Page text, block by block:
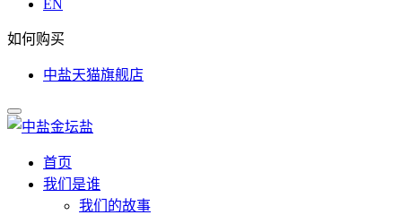
EN
如何购买
中盐天猫旗舰店
首页
我们是谁
我们的故事